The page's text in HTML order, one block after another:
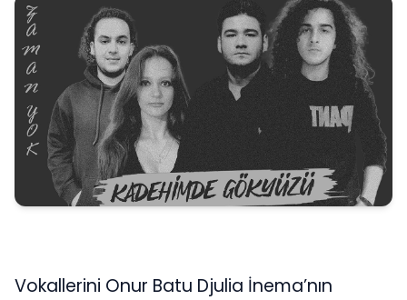
Vokallerini Onur Batu Djulia İnema’nın